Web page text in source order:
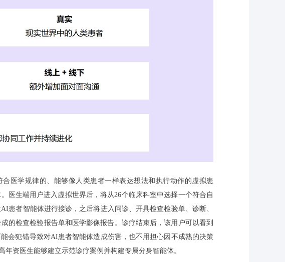
医学规律的、能够像人类患者一样表达想法和执行动作的虚拟患
医生端用户进入虚拟世界后，将从26个临床科室中选择一个符合自
者智能体进行接诊，之后将进入问诊、开具检查检验单、诊断、
的检查检验报告单和医学影像报告。诊疗结束后，该用户可以看到
会犯错导致对AI患者智能体造成伤害，也不用担心因不成熟的决策
资医生能够建立示范诊疗案例并构建专属分身智能体。